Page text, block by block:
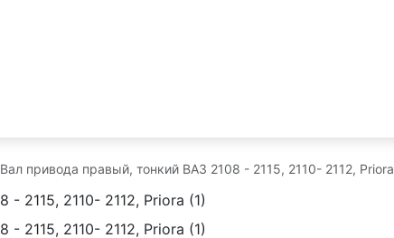
Вал привода правый, тонкий ВАЗ 2108 - 2115, 2110- 2112, Priora